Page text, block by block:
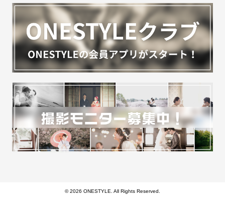
© 2026 ONESTYLE. All Rights Reserved.